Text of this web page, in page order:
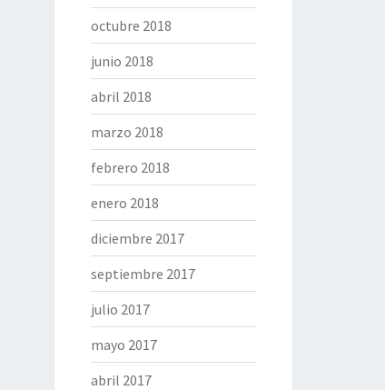
octubre 2018
junio 2018
abril 2018
marzo 2018
febrero 2018
enero 2018
diciembre 2017
septiembre 2017
julio 2017
mayo 2017
abril 2017